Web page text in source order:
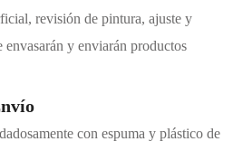
revisión de pintura, ajuste y
envasarán y enviarán productos
con espuma y plástico de